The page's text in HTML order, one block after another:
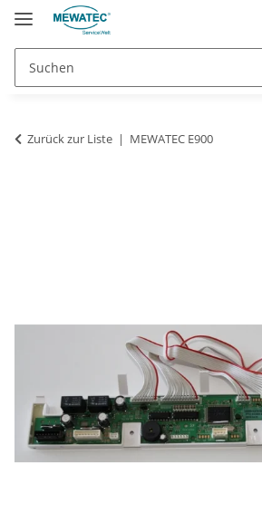
Zurück zur Liste MEWATEC E900